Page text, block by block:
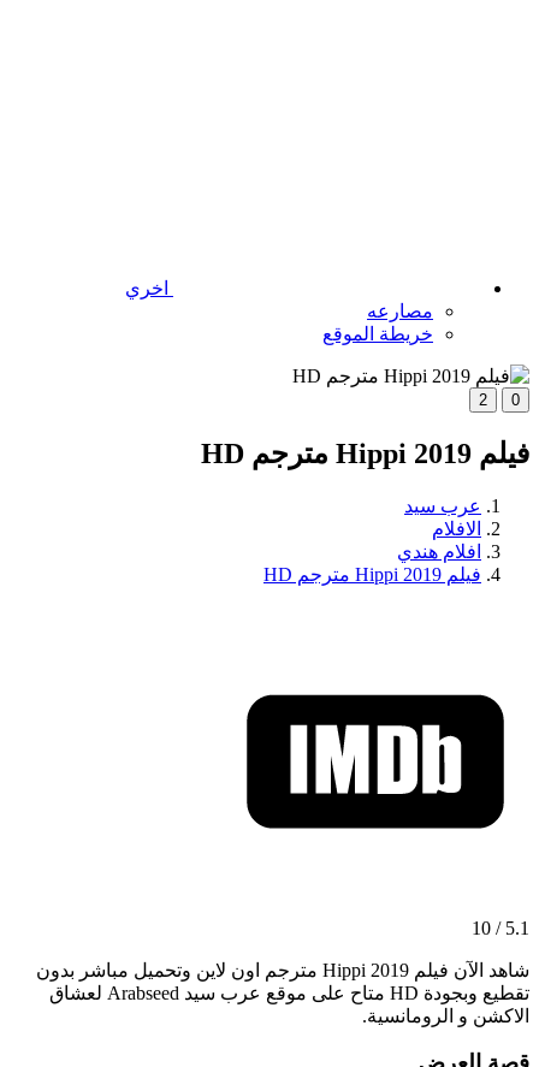
اخري
مصارعه
خريطة الموقع
0
2
فيلم Hippi 2019 مترجم HD
عرب سيد
الافلام
افلام هندي
فيلم Hippi 2019 مترجم HD
5.1 / 10
شاهد الآن فيلم Hippi 2019 مترجم اون لاين وتحميل مباشر بدون
تقطيع وبجودة HD متاح على موقع عرب سيد Arabseed لعشاق
الاكشن و الرومانسية.